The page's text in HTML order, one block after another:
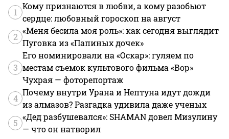
1
Кому признаются в любви, а кому разобьют
сердце: любовный гороскоп на август
2
«Меня бесила моя роль»: как сегодня выглядит
Пуговка из «Папиных дочек»
3
Его номинировали на «Оскар»: гуляем по
местам съемок культового фильма «Вор»
Чухрая — фоторепортаж
4
Почему внутри Урана и Нептуна идут дожди
из алмазов? Разгадка удивила даже ученых
5
«Дед разбушевался»: SHAMAN довел Мизулину
— что он натворил